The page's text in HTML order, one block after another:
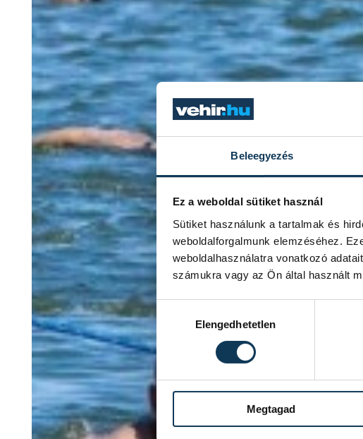
Beleegyezés
Ez a weboldal sütiket használ
Sütiket használunk a tartalmak és
weboldalforgalmunk elemzéséhez.
weboldalhasználatra vonatkozó
számukra vagy az Ön által használt
Hozzájárulás kiválasztása
Elengedhetetlen
Megtagad